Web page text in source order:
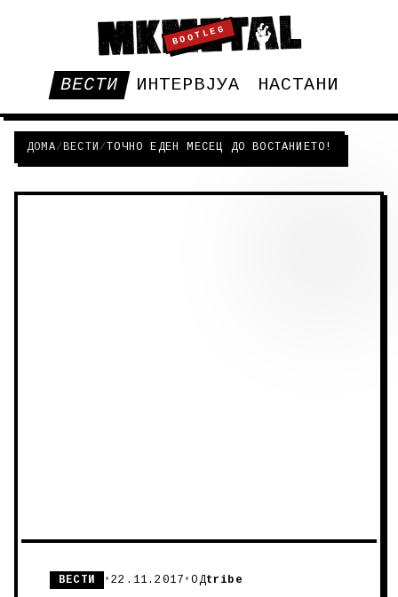
BOOTLEG
ВЕСТИ ИНТЕРВЈУА НАСТАНИ
ДОМА/ВЕСТИ / ТОЧНО ЕДЕН МЕСЕЦ ДО ВОСТАНИЕТО!
ВЕСТИ •22.11.2017 •ОДtribe